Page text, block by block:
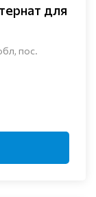
для
пос.